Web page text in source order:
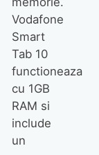
Vodafone
Smart
Tab 10
functioneaza
cu 1GB
RAM si
include
un